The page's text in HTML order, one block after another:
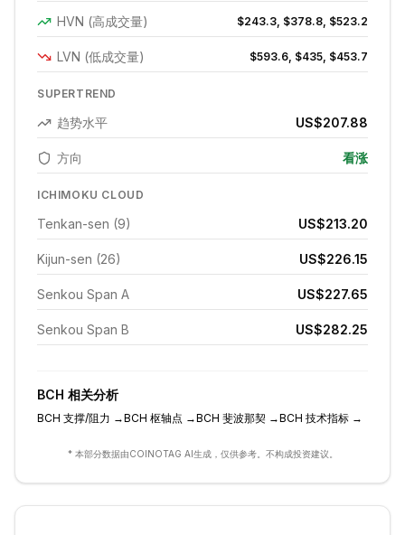
HVN (高成交量) $243.3, $378.8, $523.2
LVN (低成交量) $593.6, $435, $453.7
SUPERTREND
趋势水平 US$207.88
方向 看涨
ICHIMOKU CLOUD
Tenkan-sen (9) US$213.20
Kijun-sen (26) US$226.15
Senkou Span A US$227.65
Senkou Span B US$282.25
BCH 相关分析
BCH 支撑/阻力 →BCH 枢轴点 →BCH 斐波那契 →BCH 技术指标 →
* 本部分数据由COINOTAG AI生成，仅供参考。不构成投资建议。